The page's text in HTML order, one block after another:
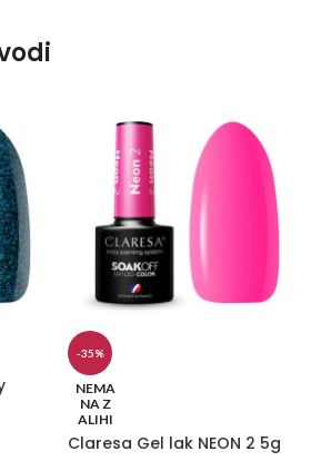
-35%
NEMA
NA Z
ALIHI
Claresa Gel lak NEON 2 5g